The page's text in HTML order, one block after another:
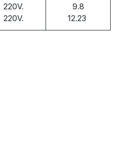
220V.
220V.
9.8
12.23